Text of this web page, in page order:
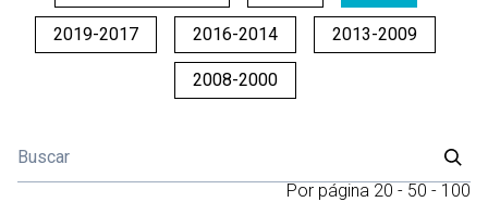
2019-2017 2016-2014 2013-2009
2008-2000
Por página 20 - 50 - 100